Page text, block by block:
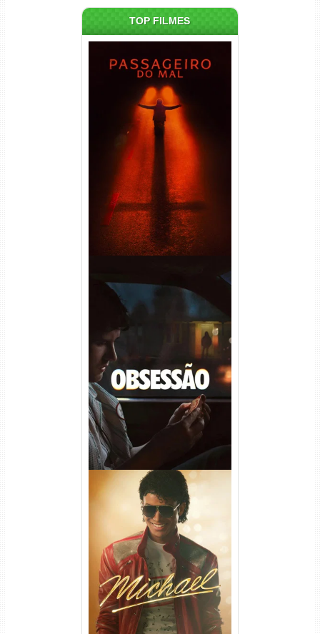
TOP FILMES
Passageiro do Mal Torrent
(2026) WEB-DL 1080p Dual
Áudio
Obsessão Torrent (2026)
WEB-DL 1080p/4K Dual
Áudio
Michael Torrent (2026) WEB-
DL 1080p/4K Dual Áudio